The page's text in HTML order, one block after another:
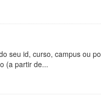
seu id, curso, campus ou
(a partir de...